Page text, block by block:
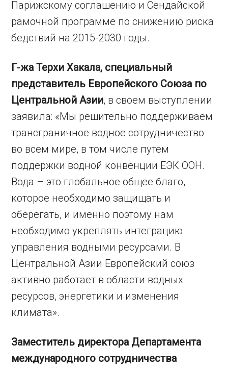
Парижскому соглашению и Сендайской
рамочной программе по снижению риска
бедствий на 2015-2030 годы.
Г-жа Терхи Хакала, специальный
представитель Европейского Союза по
Центральной Азии, в своем выступлении
заявила: «Мы решительно поддерживаем
трансграничное водное сотрудничество
во всем мире, в том числе путем
поддержки водной конвенции ЕЭК ООН.
Вода – это глобальное общее благо,
которое необходимо защищать и
оберегать, и именно поэтому нам
необходимо укреплять интеграцию
управления водными ресурсами. В
Центральной Азии Европейский союз
активно работает в области водных
ресурсов, энергетики и изменения
климата».
Заместитель директора Департамента
международного сотрудничества